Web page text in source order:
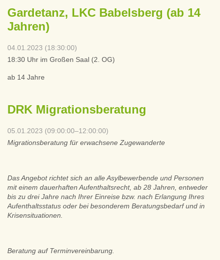
Gardetanz, LKC Babelsberg (ab 14
Jahren)
04.01.2023 (18:30:00)
18:30 Uhr im Großen Saal (2. OG)
ab 14 Jahre
DRK Migrationsberatung
05.01.2023 (09:00:00–12:00:00)
Migrationsberatung für erwachsene Zugewanderte
Das Angebot richtet sich an alle Asylbewerbende und Personen
mit einem dauerhaften Aufenthaltsrecht, ab 28 Jahren, entweder
bis zu drei Jahre nach Ihrer Einreise bzw. nach Erlangung Ihres
Aufenthaltsstatus oder bei besonderem Beratungsbedarf und in
Krisensituationen.
Beratung auf Terminvereinbarung.